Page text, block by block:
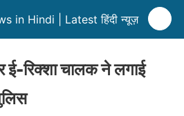
in Hindi | Latest हिंदी न्यूज़
ई-रिक्शा चालक ने लगाई